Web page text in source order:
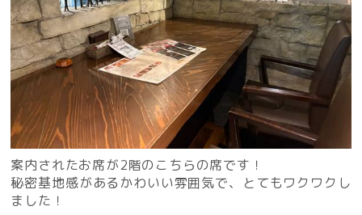
案内されたお席が2階のこちらの席です！
秘密基地感があるかわいい雰囲気で、とてもワクワクし
ました！